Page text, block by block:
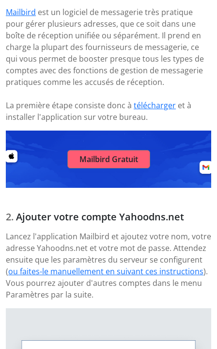
Mailbird est un logiciel de messagerie très pratique
pour gérer plusieurs adresses, que ce soit dans une
boîte de réception unifiée ou séparément. Il prend en
charge la plupart des fournisseurs de messagerie, ce
qui vous permet de booster presque tous les types de
comptes avec des fonctions de gestion de messagerie
pratiques comme les accusés de réception.
La première étape consiste donc à télécharger et à
installer l'application sur votre bureau.
Mailbird Gratuit
Ajouter votre compte Yahoodns.net
Lancez l'application Mailbird et ajoutez votre nom, votre
adresse Yahoodns.net et votre mot de passe. Attendez
ensuite que les paramètres du serveur se configurent
(ou faites-le manuellement en suivant ces instructions).
Vous pourrez ajouter d'autres comptes dans le menu
Paramètres par la suite.